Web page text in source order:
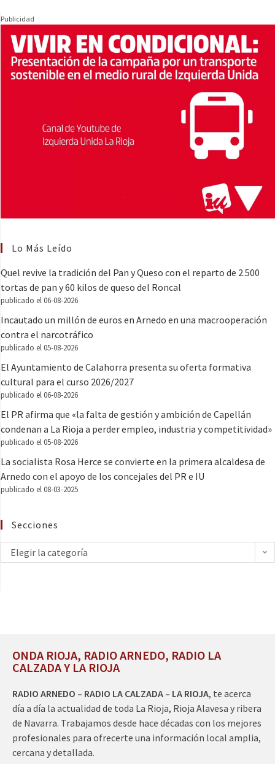
Publicidad
Lo Más Leído
Quel revive la tradición del Pan y Queso con el reparto de 2.500
tortas de pan y 60 kilos de queso del Roncal
publicado el 06-08-2026
Incautado un millón de euros en Arnedo en una macrooperación
contra el narcotráfico
publicado el 05-08-2026
El Ayuntamiento de Calahorra presenta su oferta formativa
cultural para el curso 2026/2027
publicado el 06-08-2026
El PR afirma que «la falta de gestión y ambición de Capellán
condenan a La Rioja a perder empleo, industria y competitividad»
publicado el 05-08-2026
La socialista Rosa Herce se convierte en la primera alcaldesa de
Arnedo con el apoyo de los concejales del PR e IU
publicado el 08-03-2025
Secciones
Elegir la categoría
ONDA RIOJA, RADIO ARNEDO, RADIO LA
CALZADA Y LA RIOJA
RADIO ARNEDO – RADIO LA CALZADA – LA RIOJA, te acerca
día a día la actualidad de toda La Rioja, Rioja Alavesa y ribera
de Navarra. Trabajamos desde hace décadas con los mejores
profesionales para ofrecerte una información local amplia,
cercana y detallada.